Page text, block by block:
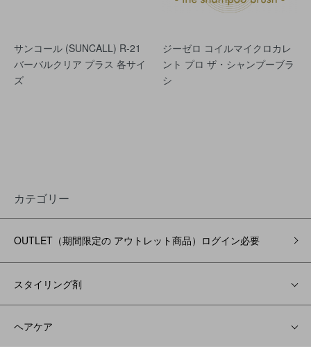
サンコール (SUNCALL) R-21
バーバルクリア プラス 各サイ
ズ
ジーゼロ コイルマイクロカレ
ント プロ ザ・シャンプーブラ
シ
カテゴリー
OUTLET（期間限定の アウトレット商品）ログイン必要
スタイリング剤
ヘアケア